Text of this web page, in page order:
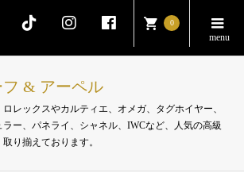
0
& アーペル
レックスやカルティエ、オメガ、タグホイヤー、
ー、パネライ、シャネル、IWCなど、人気の高級
り揃えております。